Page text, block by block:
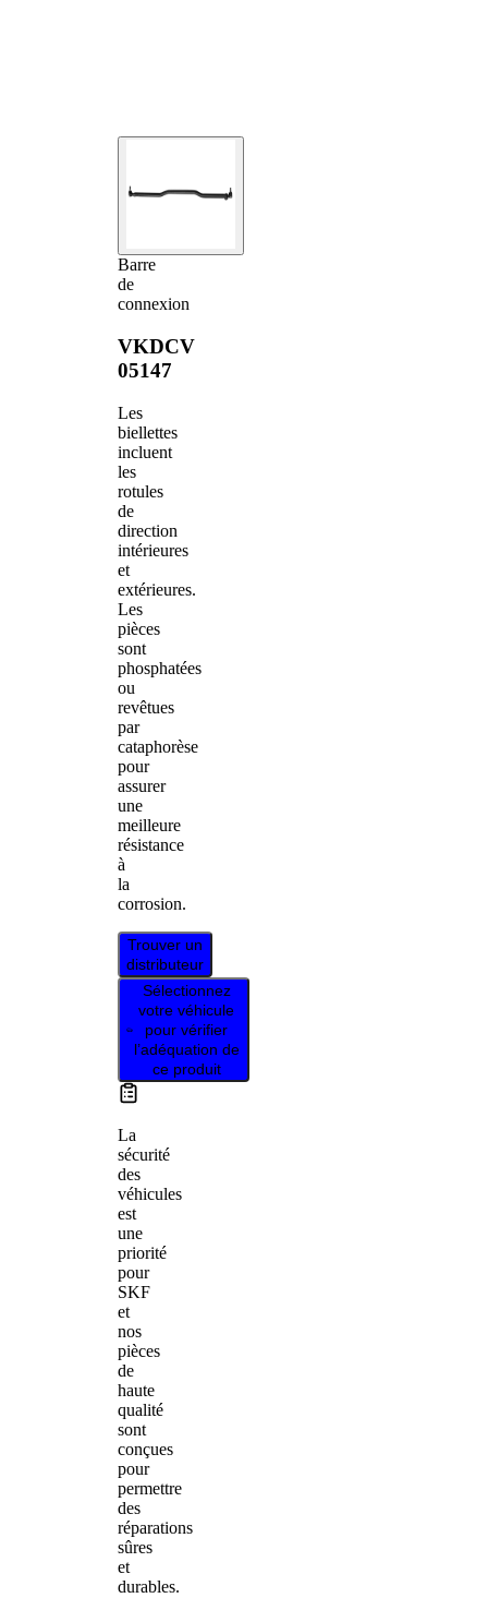
Barre
de
connexion
VKDCV
05147
Les
biellettes
incluent
les
rotules
de
direction
intérieures
et
extérieures.
Les
pièces
sont
phosphatées
ou
revêtues
par
cataphorèse
pour
assurer
une
meilleure
résistance
à
la
corrosion.
Trouver un
distributeur
Sélectionnez
votre véhicule
pour vérifier
l’adéquation de
ce produit
La
sécurité
des
véhicules
est
une
priorité
pour
SKF
et
nos
pièces
de
haute
qualité
sont
conçues
pour
permettre
des
réparations
sûres
et
durables.